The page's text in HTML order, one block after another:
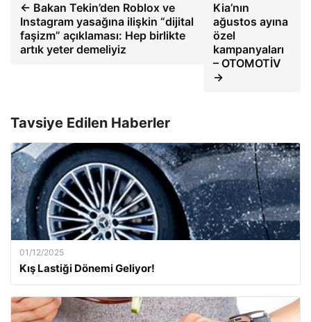
← Bakan Tekin’den Roblox ve
Instagram yasağına ilişkin “dijital
faşizm” açıklaması: Hep birlikte
artık yeter demeliyiz
Kia’nın
ağustos ayına
özel
kampanyaları
– OTOMOTİV
→
Tavsiye Edilen Haberler
01/12/2025
Kış Lastiği Dönemi Geliyor!